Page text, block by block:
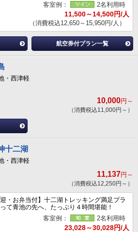
客室例：
2名利用時
11,500～14,500円/人
（消費税込12,650～15,950円/人）
航空券付プラン一覧
・西津軽
10,000円～
（消費税込11,000円～）
十二湖
・西津軽
11,137円～
（消費税込12,250円～）
迎・お弁当付】十二湖トレッキング満足プラ
て青池の先へ、たっぷり４時間堪能！
客室例：
2名利用時
23,028～30,028円/人